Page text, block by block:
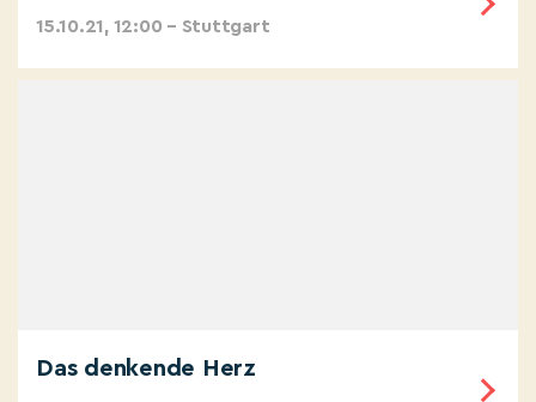
15.10.21, 12:00 – Stuttgart
Das denkende Herz